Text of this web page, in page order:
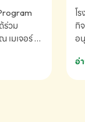
ร่วม
เมเจอร์ ซี
การฟัง
โ
กิ
อ
อ่